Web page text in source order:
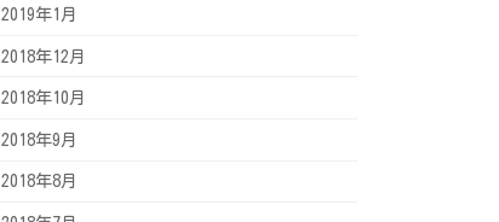
2019年1月
2018年12月
2018年10月
2018年9月
2018年8月